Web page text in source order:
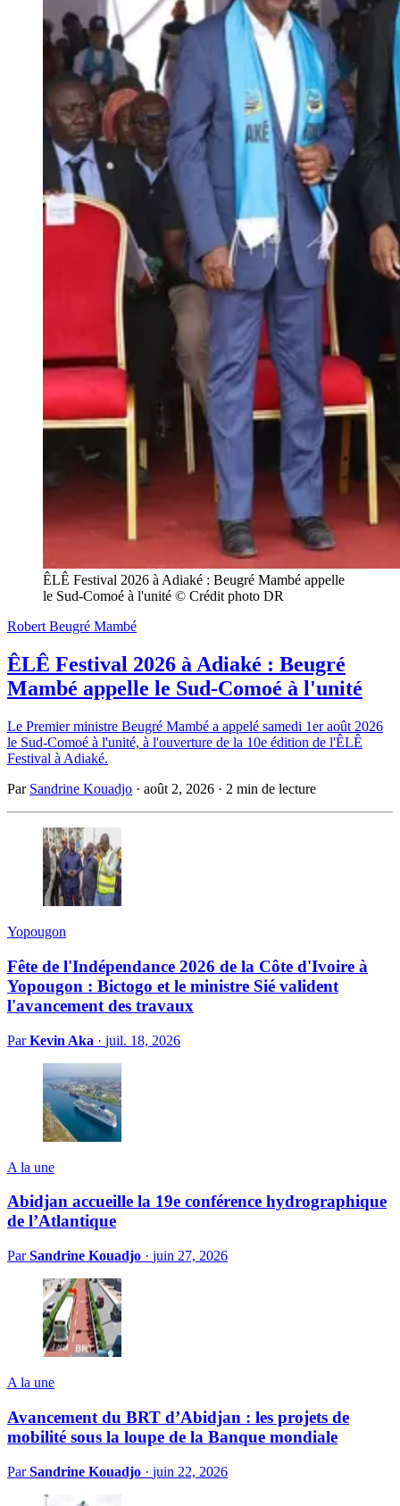
ÊLÊ Festival 2026 à Adiaké : Beugré Mambé appelle
le Sud-Comoé à l'unité © Crédit photo DR
Robert Beugré Mambé
ÊLÊ Festival 2026 à Adiaké : Beugré
Mambé appelle le Sud-Comoé à l'unité
Le Premier ministre Beugré Mambé a appelé samedi 1er août 2026
le Sud-Comoé à l'unité, à l'ouverture de la 10e édition de l'ÊLÊ
Festival à Adiaké.
Par Sandrine Kouadjo · août 2, 2026 · 2 min de lecture
Yopougon
Fête de l'Indépendance 2026 de la Côte d'Ivoire à
Yopougon : Bictogo et le ministre Sié valident
l'avancement des travaux
ParKevin Aka · juil. 18, 2026
A la une
Abidjan accueille la 19e conférence hydrographique
de l’Atlantique
ParSandrine Kouadjo · juin 27, 2026
A la une
Avancement du BRT d’Abidjan : les projets de
mobilité sous la loupe de la Banque mondiale
ParSandrine Kouadjo · juin 22, 2026